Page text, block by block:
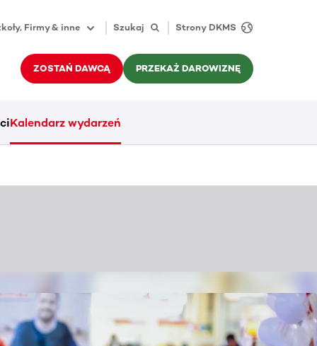
Firmy & inne Szukaj Strony DKMS
ZOSTAŃ DAWCĄ PRZEKAŻ DAROWIZNĘ
Kalendarz wydarzeń